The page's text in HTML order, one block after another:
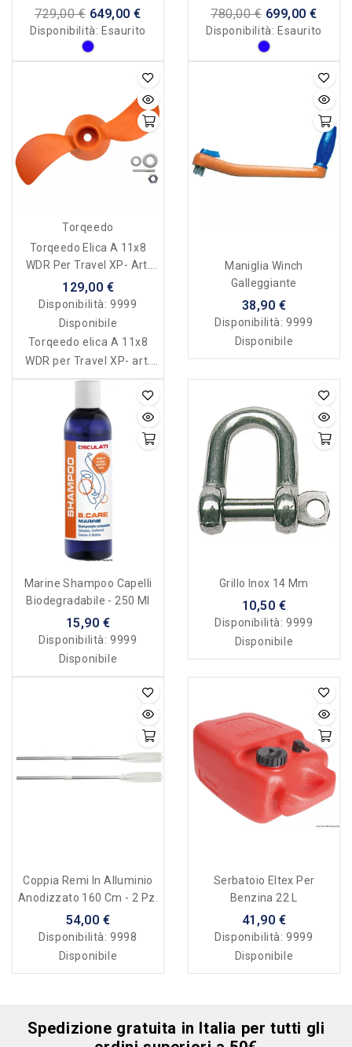
729,00 € 649,00 €
Disponibilità: Esaurito
780,00 € 699,00 €
Disponibilità: Esaurito
Torqeedo
Torqeedo Elica A 11x8
WDR Per Travel XP- Art.
7007-00
129,00 €
Disponibilità:9999
Disponibile
Torqeedo elica A 11x8
WDR per Travel XP- art.
7007-00
Maniglia Winch
Galleggiante
38,90 €
Disponibilità:9999
Disponibile
Marine Shampoo Capelli
Biodegradabile - 250 Ml
15,90 €
Disponibilità:9999
Disponibile
Grillo Inox 14 Mm
10,50 €
Disponibilità:9999
Disponibile
Coppia Remi In Alluminio
Anodizzato 160 Cm - 2 Pz.
54,00 €
Disponibilità:9998
Disponibile
Serbatoio Eltex Per
Benzina 22 L
41,90 €
Disponibilità:9999
Disponibile
Spedizione gratuita in Italia per tutti gli